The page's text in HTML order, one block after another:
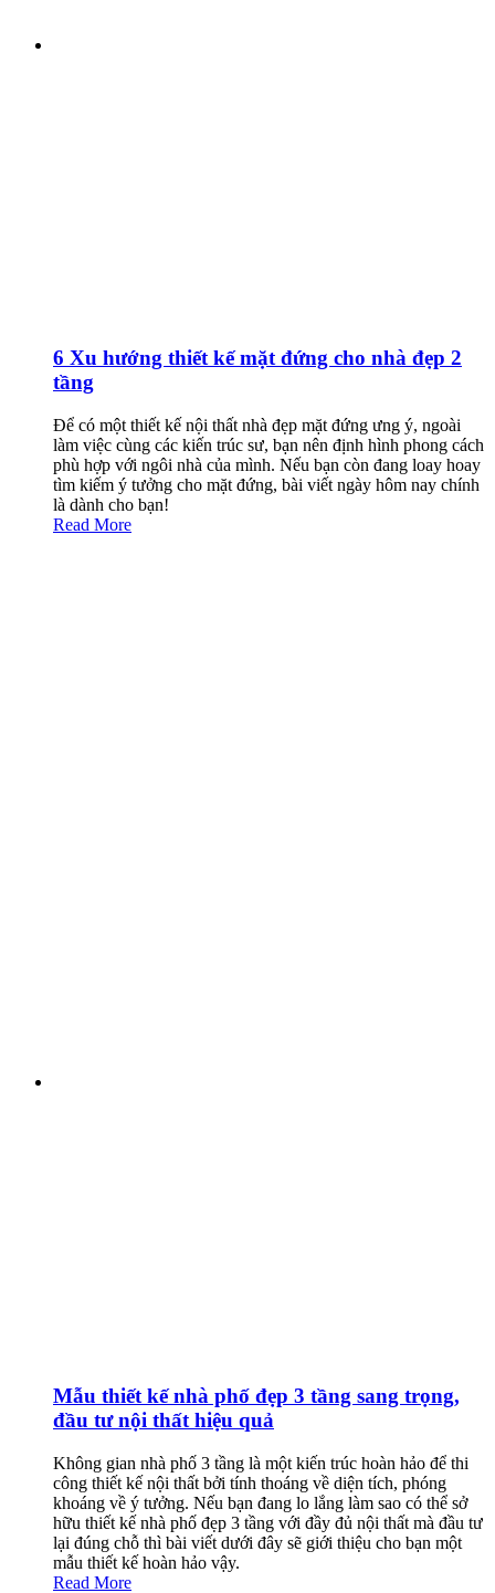
6 Xu hướng thiết kế mặt đứng cho nhà đẹp 2
tầng
Để có một thiết kế nội thất nhà đẹp mặt đứng ưng ý, ngoài
làm việc cùng các kiến trúc sư, bạn nên định hình phong cách
phù hợp với ngôi nhà của mình. Nếu bạn còn đang loay hoay
tìm kiếm ý tưởng cho mặt đứng, bài viết ngày hôm nay chính
là dành cho bạn!
Read More
Mẫu thiết kế nhà phố đẹp 3 tầng sang trọng,
đầu tư nội thất hiệu quả
Không gian nhà phố 3 tầng là một kiến trúc hoàn hảo để thi
công thiết kế nội thất bởi tính thoáng về diện tích, phóng
khoáng về ý tưởng. Nếu bạn đang lo lắng làm sao có thể sở
hữu thiết kế nhà phố đẹp 3 tầng với đầy đủ nội thất mà đầu tư
lại đúng chỗ thì bài viết dưới đây sẽ giới thiệu cho bạn một
mẫu thiết kế hoàn hảo vậy.
Read More